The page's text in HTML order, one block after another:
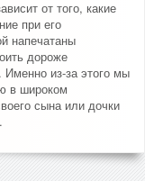
от того, какие
при его
напечатаны
дороже
из-за этого мы
в широком
сына или дочки